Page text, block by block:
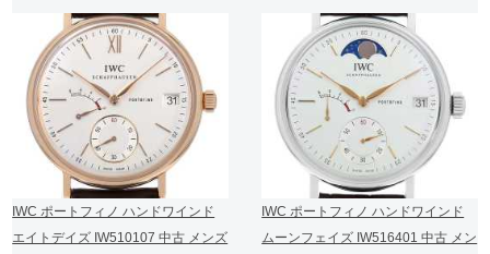
IWC ポートフィノ ハンドワインド
エイトデイズ IW510107 中古 メンズ
IWC ポートフィノ ハンドワインド
ムーンフェイズ IW516401 中古 メン